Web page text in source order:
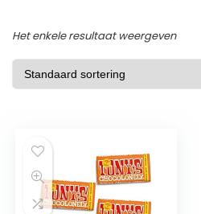
Het enkele resultaat weergeven